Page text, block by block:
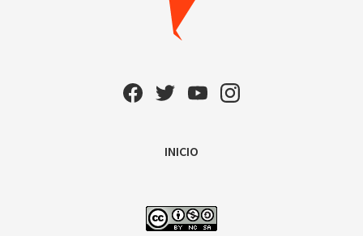
INICIO